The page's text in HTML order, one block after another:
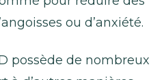
ou d’anxiété.
possède de nombreux